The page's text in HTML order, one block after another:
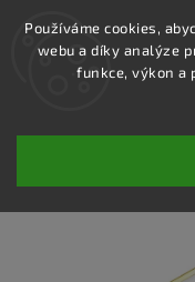
Používáme cookies,
webu a díky analýze
funkce, výkon a
DB514 -